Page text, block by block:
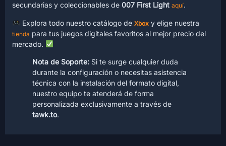
secundarias y coleccionables de 007 First Light aquí.
Explora todo nuestro catálogo de Xboxy elige nuestra
tienda para tus juegos digitales favoritos al mejor precio del
mercado.
Nota de Soporte: Si te surge cualquier duda
durante la configuración o necesitas asistencia
técnica con la instalación del formato digital,
nuestro equipo te atenderá de forma
personalizada exclusivamente a través de
tawk.to.